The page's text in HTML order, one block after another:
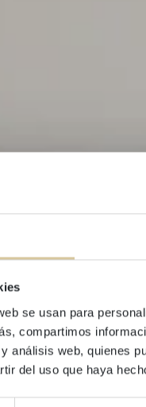
se usan para
compartimos
análisis web, quienes
del uso que haya